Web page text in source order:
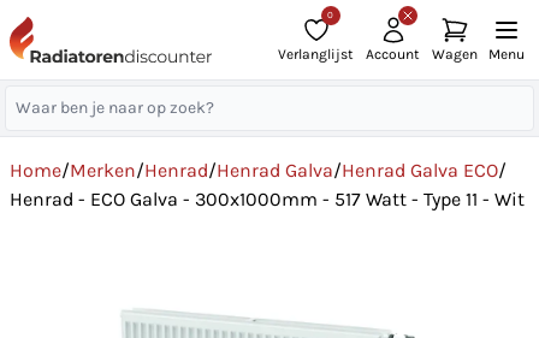
0
Verlanglijst Account Wagen Menu
Home/Merken/Henrad/Henrad Galva/Henrad Galva ECO/
Henrad - ECO Galva - 300x1000mm - 517 Watt - Type 11 - Wit